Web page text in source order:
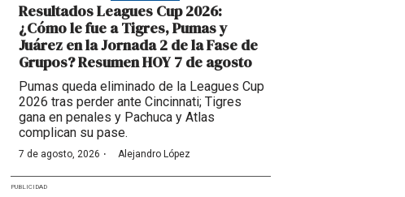
Resultados Leagues Cup 2026:
¿Cómo le fue a Tigres, Pumas y
Juárez en la Jornada 2 de la Fase de
Grupos? Resumen HOY 7 de agosto
Pumas queda eliminado de la Leagues Cup
2026 tras perder ante Cincinnati; Tigres
gana en penales y Pachuca y Atlas
complican su pase.
7 de agosto, 2026 · Alejandro López
PUBLICIDAD